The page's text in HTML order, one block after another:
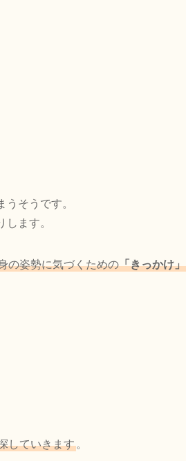
そうです。
ます。
の姿勢に気づくための「きっかけ」
していきます 。